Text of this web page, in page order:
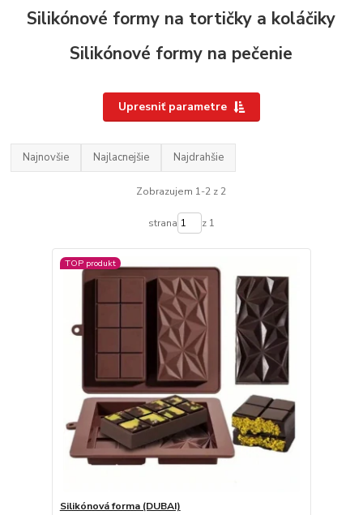
Silikónové formy na tortičky a koláčiky
Silikónové formy na pečenie
Upresniť parametre
Najnovšie Najlacnejšie Najdrahšie
Zobrazujem 1-2 z 2
strana z 1
TOP produkt
Silikónová forma (DUBAI)